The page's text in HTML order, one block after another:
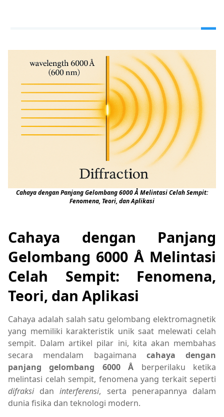
Cahaya dengan Panjang Gelombang 6000 Å Melintasi Celah Sempit:
Fenomena, Teori, dan Aplikasi
Cahaya dengan Panjang
Gelombang 6000 Å Melintasi
Celah Sempit: Fenomena,
Teori, dan Aplikasi
Cahaya adalah salah satu gelombang elektromagnetik
yang memiliki karakteristik unik saat melewati celah
sempit. Dalam artikel pilar ini, kita akan membahas
secara mendalam bagaimana cahaya dengan
panjang gelombang 6000 Å berperilaku ketika
melintasi celah sempit, fenomena yang terkait seperti
difraksidaninterferensi, serta penerapannya dalam
dunia fisika dan teknologi modern.